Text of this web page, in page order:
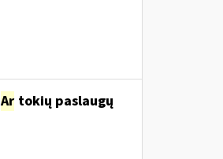
Artokių paslaugų